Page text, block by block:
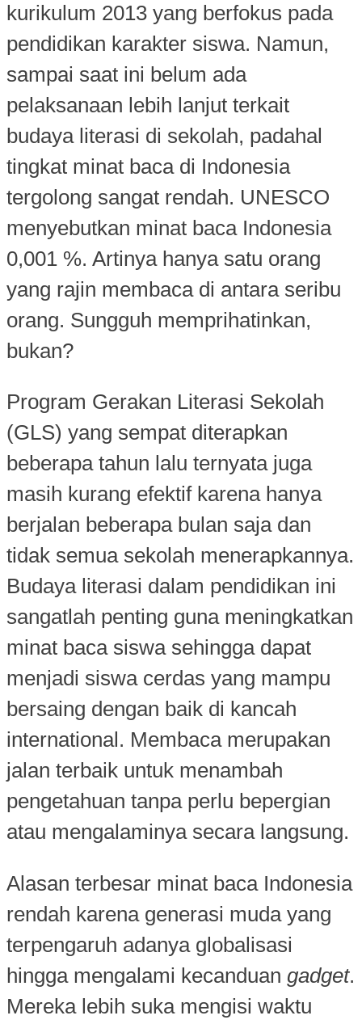
kurikulum 2013 yang berfokus pada
pendidikan karakter siswa. Namun,
sampai saat ini belum ada
pelaksanaan lebih lanjut terkait
budaya literasi di sekolah, padahal
tingkat minat baca di Indonesia
tergolong sangat rendah. UNESCO
menyebutkan minat baca Indonesia
0,001 %. Artinya hanya satu orang
yang rajin membaca di antara seribu
orang. Sungguh memprihatinkan,
bukan?
Program Gerakan Literasi Sekolah
(GLS) yang sempat diterapkan
beberapa tahun lalu ternyata juga
masih kurang efektif karena hanya
berjalan beberapa bulan saja dan
tidak semua sekolah menerapkannya.
Budaya literasi dalam pendidikan ini
sangatlah penting guna meningkatkan
minat baca siswa sehingga dapat
menjadi siswa cerdas yang mampu
bersaing dengan baik di kancah
international. Membaca merupakan
jalan terbaik untuk menambah
pengetahuan tanpa perlu bepergian
atau mengalaminya secara langsung.
Alasan terbesar minat baca Indonesia
rendah karena generasi muda yang
terpengaruh adanya globalisasi
hingga mengalami kecanduan gadget.
Mereka lebih suka mengisi waktu